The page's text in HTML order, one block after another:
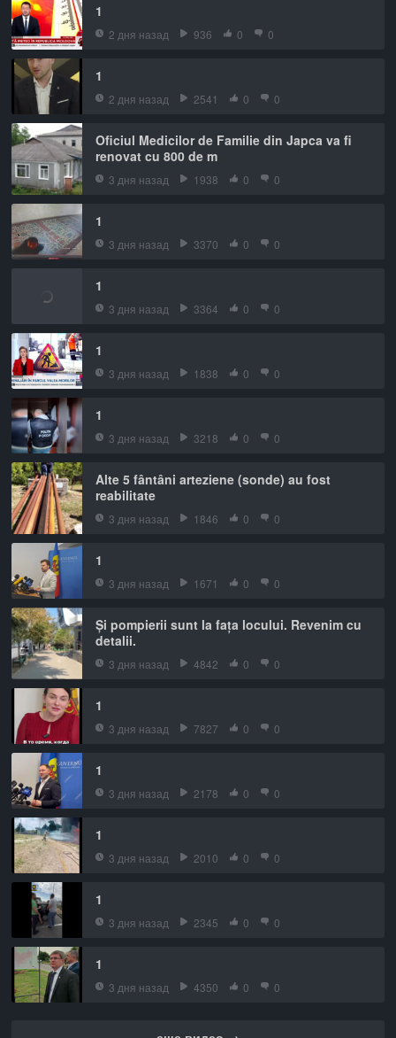
1
2 дня назад 936 0 0
1
2 дня назад 2541 0 0
Oficiul Medicilor de Familie din Japca va fi
renovat cu 800 de m
3 дня назад 1938 0 0
1
3 дня назад 3370 0 0
1
3 дня назад 3364 0 0
1
3 дня назад 1838 0 0
1
3 дня назад 3218 0 0
Alte 5 fântâni arteziene (sonde) au fost
reabilitate
3 дня назад 1846 0 0
1
3 дня назад 1671 0 0
Și pompierii sunt la fața locului. Revenim cu
detalii.
3 дня назад 4842 0 0
1
3 дня назад 7827 0 0
1
3 дня назад 2178 0 0
1
3 дня назад 2010 0 0
1
3 дня назад 2345 0 0
1
3 дня назад 4350 0 0